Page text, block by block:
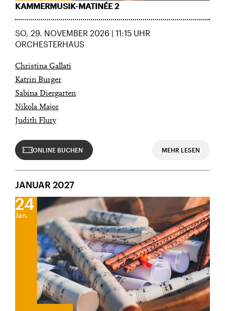
KAMMERMUSIK-MATINÉE 2
SO, 29. NOVEMBER 2026 | 11:15 UHR
ORCHESTERHAUS
Christina Gallati
Katrin Burger
Sabina Diergarten
Nikola Major
Judith Flury
ONLINE BUCHEN MEHR LESEN
JANUAR 2027
24
Jan.